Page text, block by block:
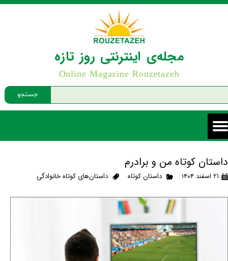
جستجو
مجله‌ی اینترنتی روز تازه
Online Magazine Rouzetazeh
داستان کوتاه من و برادرم
۲۱ اسفند ۱۴۰۴ داستان کوتاه داستان‌های کوتاه خانوادگی